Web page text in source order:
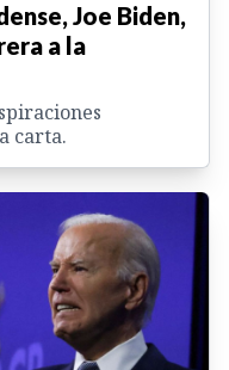
Joe Biden,
a la
carta.